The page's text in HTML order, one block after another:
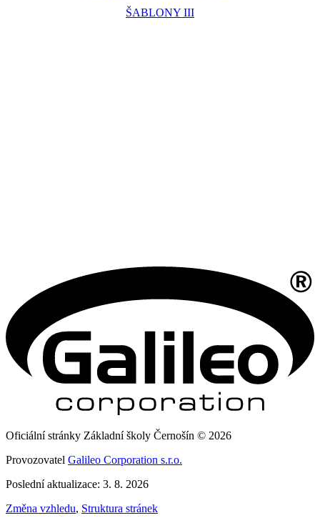
ŠABLONY III
Oficiální stránky Základní školy Černošín © 2026
Provozovatel Galileo Corporation s.r.o.
Poslední aktualizace: 3. 8. 2026
Změna vzhledu, Struktura stránek